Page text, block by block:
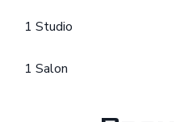
1 Studio
1 Salon